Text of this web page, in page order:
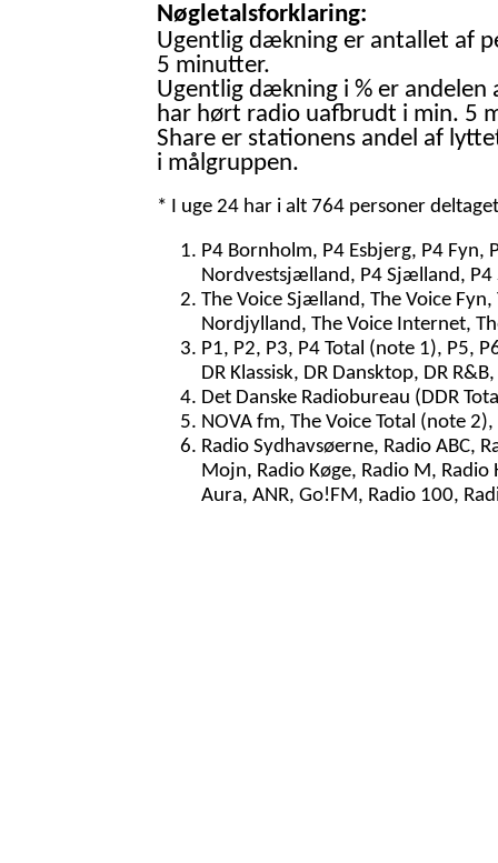
Nøgletalsforklaring:
Ugentlig dækning er antallet af
5 minutter.
Ugentlig dækning i % er
har hørt radio uafbrudt i min. 5
Share er stationens andel af
i målgruppen.
* I uge 24 har i alt 764 personer
P4 Bornholm, P4 Esbjerg, P4
Nordvestsjælland, P4 Sjælland, P4
The Voice Sjælland, The Voice
Nordjylland, The Voice Internet,
P1, P2, P3, P4 Total (note 1), P5,
DR Klassisk, DR Dansktop, DR
Det Danske Radiobureau (DDR
NOVA fm, The Voice Total (note
Radio Sydhavsøerne, Radio ABC,
Mojn, Radio Køge, Radio M, Radio
Aura, ANR, Go!FM, Radio 100,